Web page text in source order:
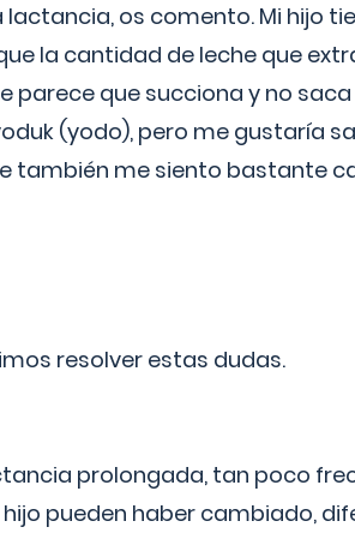
os comento. Mi hijo
la cantidad de leche que
parece que succiona y no
(yodo), pero me gustaría
también me siento bastante
resolver estas dudas.
prolongada, tan poco
pueden haber cambiado,